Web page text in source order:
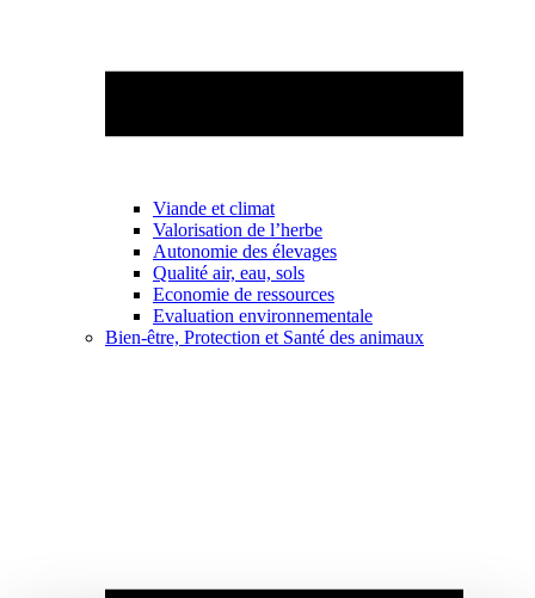
Viande et climat
Valorisation de l’herbe
Autonomie des élevages
Qualité air, eau, sols
Economie de ressources
Evaluation environnementale
Bien-être, Protection et Santé des animaux